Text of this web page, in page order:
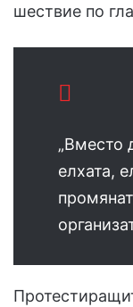
шествие по
„Вместо
елхата,